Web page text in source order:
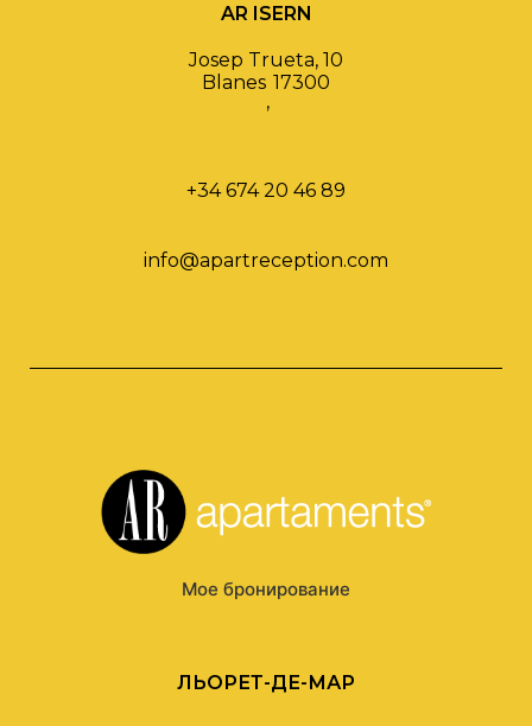
AR ISERN
Josep Trueta, 10
Blanes
,
17300
+34 674 20 46 89
info@apartreception.com
Мое бронирование
ЛЬОРЕТ-ДЕ-МАР